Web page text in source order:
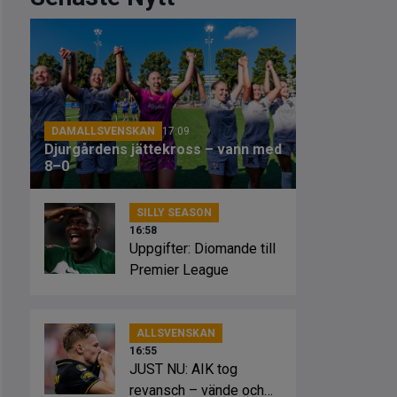
DAMALLSVENSKAN 17:09
Djurgårdens jättekross – vann med
8–0
SILLY SEASON
16:58
Uppgifter: Diomande till
Premier League
ALLSVENSKAN
16:55
JUST NU: AIK tog
revansch – vände och